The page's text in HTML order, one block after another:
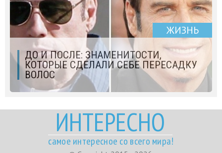
ЖИЗНЬ
ДО И ПОСЛЕ: ЗНАМЕНИТОСТИ,
КОТОРЫЕ СДЕЛАЛИ СЕБЕ ПЕРЕСАДКУ
ВОЛОС
ИНТЕРЕСНО
самое интересное со всего мира!